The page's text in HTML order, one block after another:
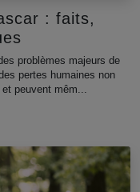
: faits,
problèmes majeurs de
pertes humaines non
peuvent mêm...